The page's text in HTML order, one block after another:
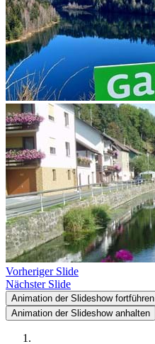
Vorheriger Slide
Nächster Slide
Animation der Slideshow fortführen
Animation der Slideshow anhalten